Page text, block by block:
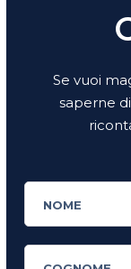
Se vuoi
saperne